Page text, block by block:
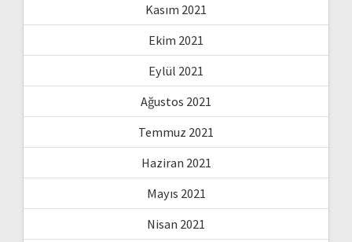
Kasım 2021
Ekim 2021
Eylül 2021
Ağustos 2021
Temmuz 2021
Haziran 2021
Mayıs 2021
Nisan 2021